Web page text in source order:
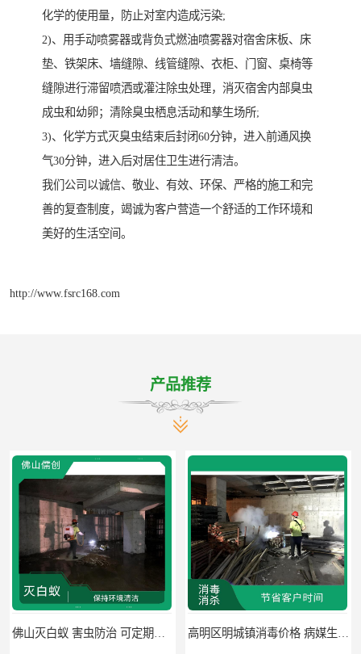
化学的使用量，防止对室内造成污染;
2)、用手动喷雾器或背负式燃油喷雾器对宿舍床板、床
垫、铁架床、墙缝隙、线管缝隙、衣柜、门窗、桌椅等
缝隙进行滞留喷洒或灌注除虫处理，消灭宿舍内部臭虫
成虫和幼卵；清除臭虫栖息活动和孳生场所;
3)、化学方式灭臭虫结束后封闭60分钟，进入前通风换
气30分钟，进入后对居住卫生进行清洁。
我们公司以诚信、敬业、有效、环保、严格的施工和完
善的复查制度，竭诚为客户营造一个舒适的工作环境和
美好的生活空间。
http://www.fsrc168.com
产品推荐
佛山灭白蚁 害虫防治 可定期检查 高明区明城镇消毒价格 病媒生物防治 因地制宜地给出处理方案